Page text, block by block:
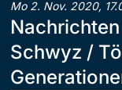
Mo 2. Nov. 2020,
Schwyz /